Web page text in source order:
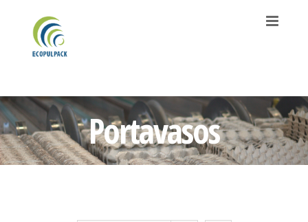
contenido
Portavasos